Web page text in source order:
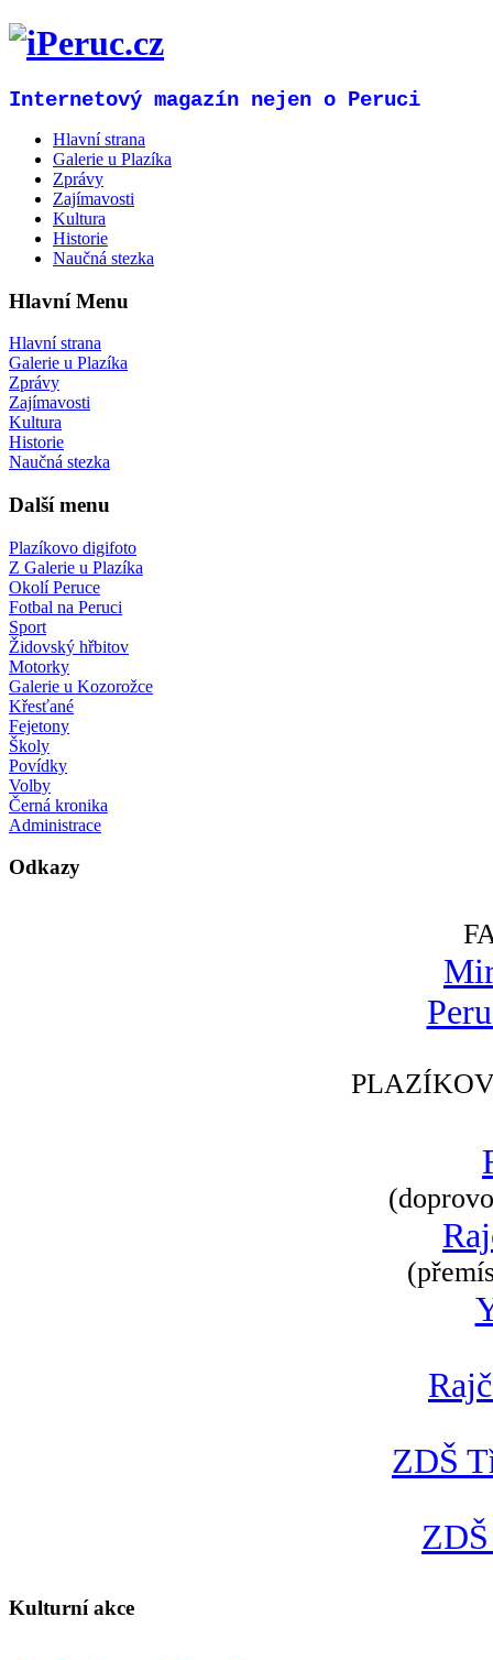
Internetový magazín nejen o Peruci
Hlavní strana
Galerie u Plazíka
Zprávy
Zajímavosti
Kultura
Historie
Naučná stezka
Hlavní Menu
Hlavní strana
Galerie u Plazíka
Zprávy
Zajímavosti
Kultura
Historie
Naučná stezka
Další menu
Plazíkovo digifoto
Z Galerie u Plazíka
Okolí Peruce
Fotbal na Peruci
Sport
Židovský hřbitov
Motorky
Galerie u Kozorožce
Křesťané
Fejetony
Školy
Povídky
Volby
Černá kronika
Administrace
Odkazy
ZDŠ
Kulturní akce